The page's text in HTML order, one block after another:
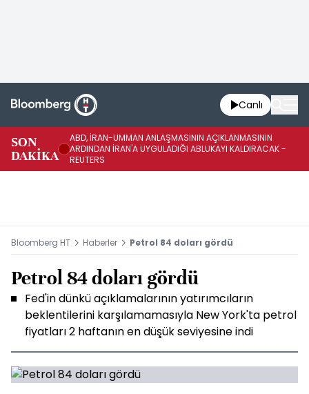
Canlı
SON
DAKİKA
ABD, İRAN-UMMAN ANLAŞMASININ AÇIKLANMASININ
ARDINDAN İRAN'A UYGULADIĞI ABLUKAYI KALDIRACAK -
REUTERS
Bloomberg HT Haberler Petrol 84 doları gördü
Petrol 84 doları gördü
Fed'in dünkü açıklamalarının yatırımcıların
beklentilerini karşılamamasıyla New York'ta petrol
fiyatları 2 haftanın en düşük seviyesine indi